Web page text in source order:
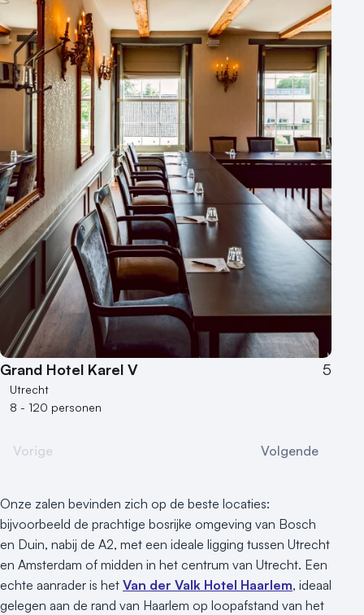
Grand Hotel Karel V 5
Utrecht
8 - 120 personen
Vorige Volgende
Onze zalen bevinden zich op de beste locaties:
bijvoorbeeld de prachtige bosrijke omgeving van Bosch
en Duin, nabij de A2, met een ideale ligging tussen Utrecht
en Amsterdam of midden in het centrum van Utrecht. Een
echte aanrader is het Van der Valk Hotel Haarlem, ideaal
gelegen aan de rand van Haarlem op loopafstand van het